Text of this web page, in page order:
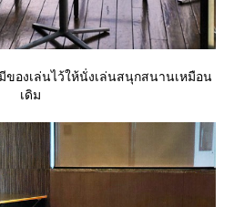
องเล่นไว้ให้นั่งเล่นสนุกสนานเหมือน
เดิม